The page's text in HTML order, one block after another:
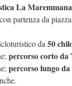
La Maremmana
partenza da
da 50
percorso corto da
percorso lungo